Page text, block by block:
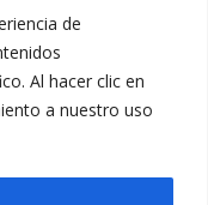
de
Al hacer clic en
a nuestro uso